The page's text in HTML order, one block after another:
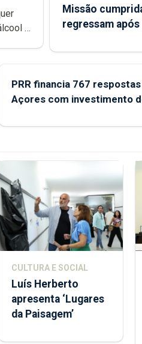
à
Missão
regressam
PRR financia 767
Açores com investimento
CULTURA E SOCIAL
Luís Herberto
apresenta ‘Lugares
da Paisagem’